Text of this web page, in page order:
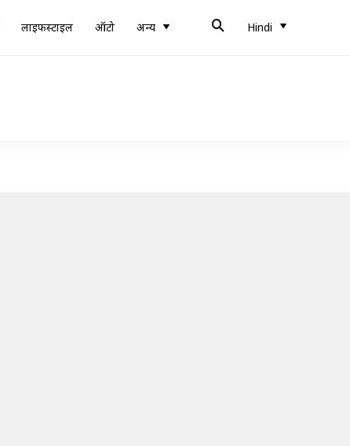
लाइफस्टाइल ऑटो अन्य Hindi